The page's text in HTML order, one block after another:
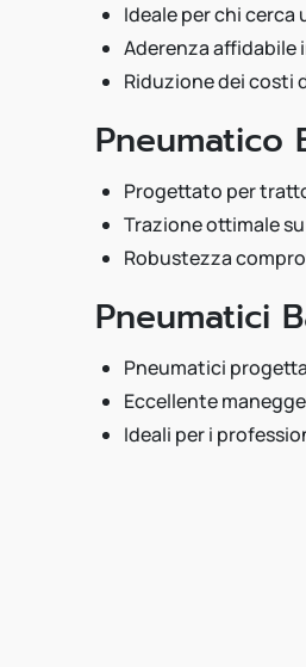
Ideale per chi cerca
Aderenza
Riduzione dei costi
Pneumatico
Progettato per
Trazione ottimale
Robustezza
Pneumatici
Pneumatici
Eccellente
Ideali per i